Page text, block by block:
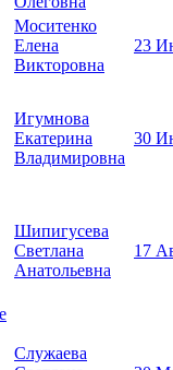
Моситенко
Елена
Викторовна
23
Игумнова
Екатерина
Владимировна
30
Шипигусева
Светлана
Анатольевна
17
Служаева